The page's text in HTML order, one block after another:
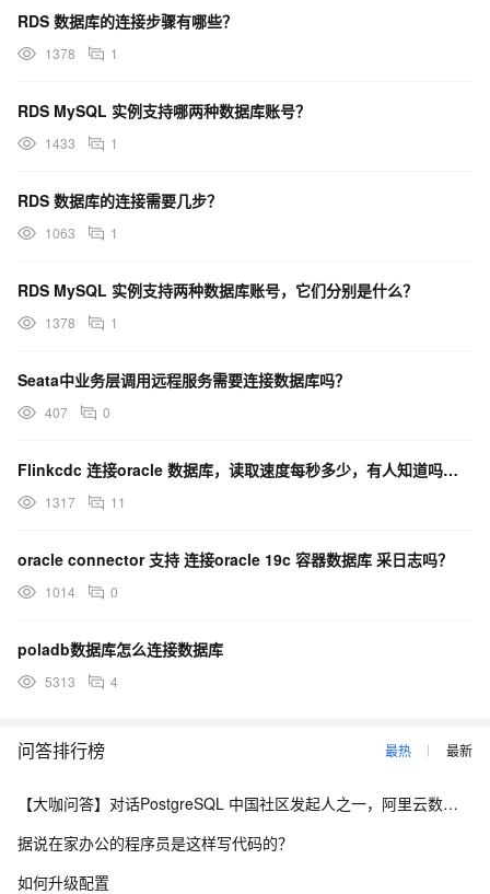
RDS 数据库的连接步骤有哪些？
1378 1
RDS MySQL 实例支持哪两种数据库账号？
1433 1
RDS 数据库的连接需要几步？
1063 1
RDS MySQL 实例支持两种数据库账号，它们分别是什么？
1378 1
Seata中业务层调用远程服务需要连接数据库吗？
407 0
Flinkcdc 连接oracle 数据库，读取速度每秒多少，有人知道吗，谢谢
1317 11
oracle connector 支持 连接oracle 19c 容器数据库 采日志吗？
1014 0
poladb数据库怎么连接数据库
5313 4
问答排行榜 最热 最新
【大咖问答】对话PostgreSQL 中国社区发起人之一，阿里云数据库高级专家 德哥
据说在家办公的程序员是这样写代码的？
如何升级配置